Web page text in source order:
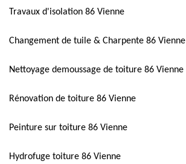
Travaux d'isolation 86 Vienne
Changement de tuile & Charpente 86 Vienne
Nettoyage demoussage de toiture 86 Vienne
Rénovation de toiture 86 Vienne
Peinture sur toiture 86 Vienne
Hydrofuge toiture 86 Vienne